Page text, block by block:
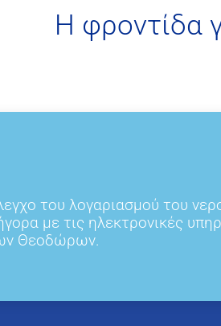
H φροντίδα
του λογαριασμού του
με τις ηλεκτρονικές
Θεοδώρων.